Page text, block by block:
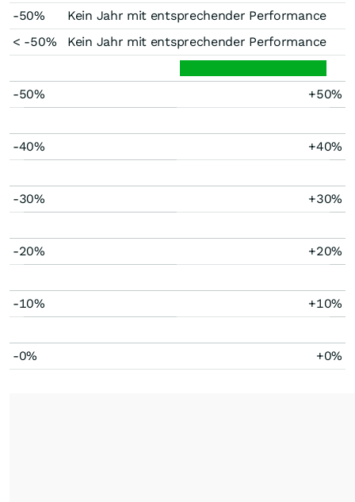
-50%
Kein Jahr mit entsprechender Performance
< -50%
Kein Jahr mit entsprechender Performance
-50% +50%
-40% +40%
-30% +30%
-20% +20%
-10% +10%
-0% +0%